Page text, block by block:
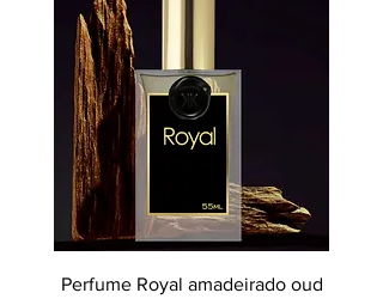
Perfume Royal amadeirado oud